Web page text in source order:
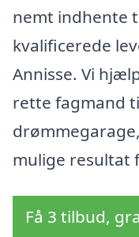
nemt indhente
kvalificerede
Annisse. Vi
rette fagmand
mulige resultat
Få 3 tilbud,